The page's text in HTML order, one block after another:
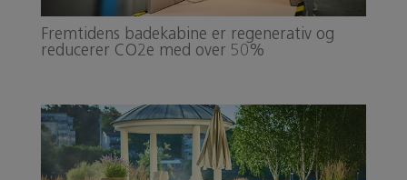
Fremtidens badekabine er regenerativ og
reducerer CO2e med over 50%